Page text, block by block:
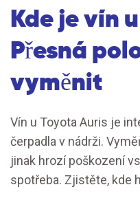
Kde je vín
Přesná
vyměnit
Vín u Toyota Auris je
čerpadla v nádrži.
jinak hrozí poškození
spotřeba. Zjistěte, kde